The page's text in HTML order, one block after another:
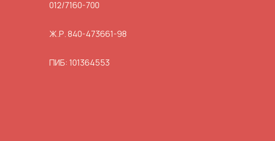
012/7160-700
Ж.Р. 840-473661-98
ПИБ: 101364553